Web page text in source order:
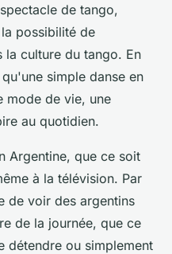
de tango,
possibilité de
la culture du tango. En
simple danse en
mode de vie, une
au quotidien.
Argentine, que ce soit
à la télévision. Par
de voir des argentins
de la journée, que ce
détendre ou simplement